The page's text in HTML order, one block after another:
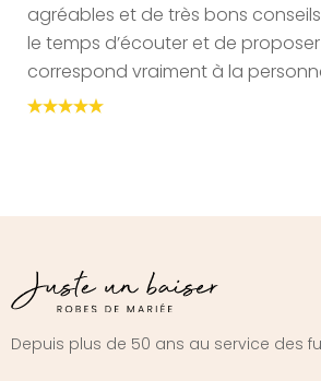
agréables et de très bons
le temps d’écouter et de
correspond vraiment à la
Depuis plus de 50 ans au service des